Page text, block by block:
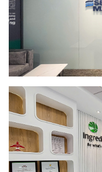
Scope of Work
Design & Build
Location
Cobi Tower 1